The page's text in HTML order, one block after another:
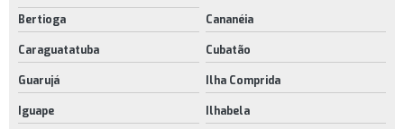
Bertioga
Cananéia
Caraguatatuba Cubatão
Guarujá Ilha Comprida
Iguape Ilhabela